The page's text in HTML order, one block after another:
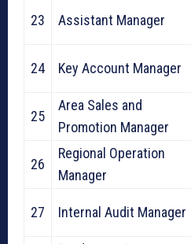
23 Assistant Manager
24 Key Account Manager
25
Area Sales and
Promotion Manager
26
Regional Operation
Manager
27 Internal Audit Manager